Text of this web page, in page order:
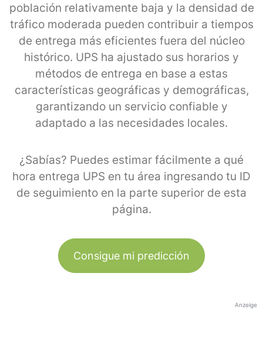
población relativamente baja y la densidad de
tráfico moderada pueden contribuir a tiempos
de entrega más eficientes fuera del núcleo
histórico. UPS ha ajustado sus horarios y
métodos de entrega en base a estas
características geográficas y demográficas,
garantizando un servicio confiable y
adaptado a las necesidades locales.
¿Sabías? Puedes estimar fácilmente a qué
hora entrega UPS en tu área ingresando tu ID
de seguimiento en la parte superior de esta
página.
Consigue mi predicción
Anzeige